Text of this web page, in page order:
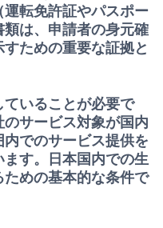
運転免許証やパスポー
類は、申請者の身元確
ための重要な証拠と
ていることが必要で
サービス対象が国内
でのサービス提供を
す。日本国内での生
めの基本的な条件で